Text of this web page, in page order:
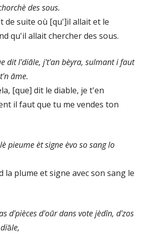
des sous.
de suite où [qu']il allait et le
qu'il allait chercher des sous.
dit l'diāle, j't'an bèyra, sulmant i faut
āme.
[que] dit le diable, je t'en
il faut que tu me vendes ton
pieume èt signe èvo so sang lo
la plume et signe avec son sang le
d'pièces d'oūr dans vote jèdîn, d'zos
āle,